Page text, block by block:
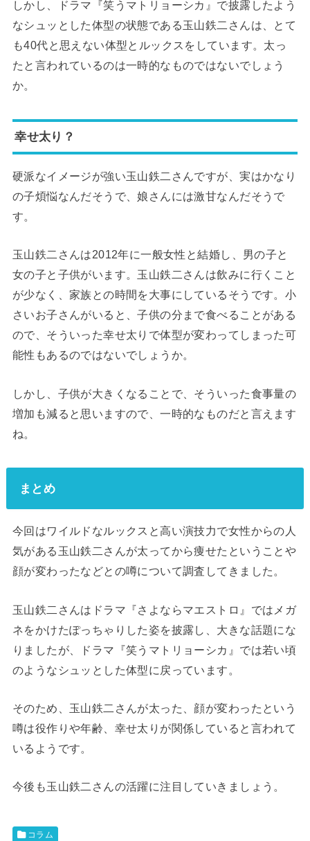
しかし、ドラマ『笑うマトリョーシカ』で披露したよう
なシュッとした体型の状態である玉山鉄二さんは、とて
も40代と思えない体型とルックスをしています。太っ
たと言われているのは一時的なものではないでしょう
か。
幸せ太り？
硬派なイメージが強い玉山鉄二さんですが、実はかなり
の子煩悩なんだそうで、娘さんには激甘なんだそうで
す。
玉山鉄二さんは2012年に一般女性と結婚し、男の子と
女の子と子供がいます。玉山鉄二さんは飲みに行くこと
が少なく、家族との時間を大事にしているそうです。小
さいお子さんがいると、子供の分まで食べることがある
ので、そういった幸せ太りで体型が変わってしまった可
能性もあるのではないでしょうか。
しかし、子供が大きくなることで、そういった食事量の
増加も減ると思いますので、一時的なものだと言えます
ね。
まとめ
今回はワイルドなルックスと高い演技力で女性からの人
気がある玉山鉄二さんが太ってから痩せたということや
顔が変わったなどとの噂について調査してきました。
玉山鉄二さんはドラマ『さよならマエストロ』ではメガ
ネをかけたぽっちゃりした姿を披露し、大きな話題にな
りましたが、ドラマ『笑うマトリョーシカ』では若い頃
のようなシュッとした体型に戻っています。
そのため、玉山鉄二さんが太った、顔が変わったという
噂は役作りや年齢、幸せ太りが関係していると言われて
いるようです。
今後も玉山鉄二さんの活躍に注目していきましょう。
コラム